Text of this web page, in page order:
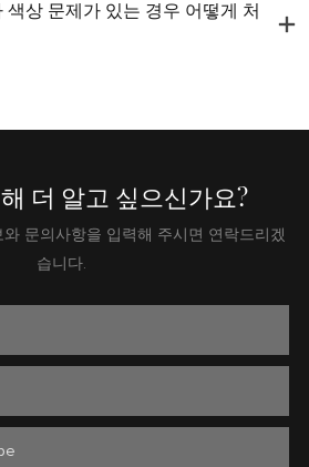
색상 문제가 있는 경우 어떻게 처
더 알고 싶으신가요?
문의사항을 입력해 주시면 연락드리겠
습니다.